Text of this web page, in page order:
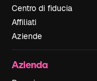
Centro di fiducia
Affiliati
Aziende
Azienda